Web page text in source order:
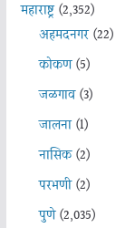
महाराष्ट्र(2,352)
अहमदनगर(22)
कोकण(5)
जळगाव(3)
जालना(1)
नासिक(2)
परभणी(2)
पुणे(2,035)